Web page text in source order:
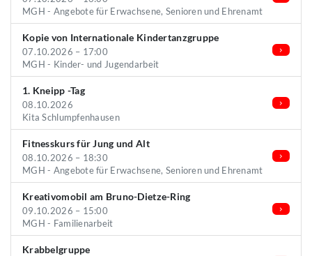
MGH - Angebote für Erwachsene, Senioren und Ehrenamt
Kopie von Internationale Kindertanzgruppe
07.10.2026 – 17:00
MGH - Kinder- und Jugendarbeit
1. Kneipp -Tag
08.10.2026
Kita Schlumpfenhausen
Fitnesskurs für Jung und Alt
08.10.2026 – 18:30
MGH - Angebote für Erwachsene, Senioren und Ehrenamt
Kreativomobil am Bruno-Dietze-Ring
09.10.2026 – 15:00
MGH - Familienarbeit
Krabbelgruppe